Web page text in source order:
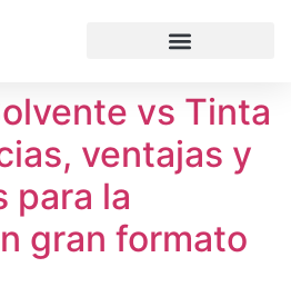
vs Tinta
ventajas y
para la
gran formato